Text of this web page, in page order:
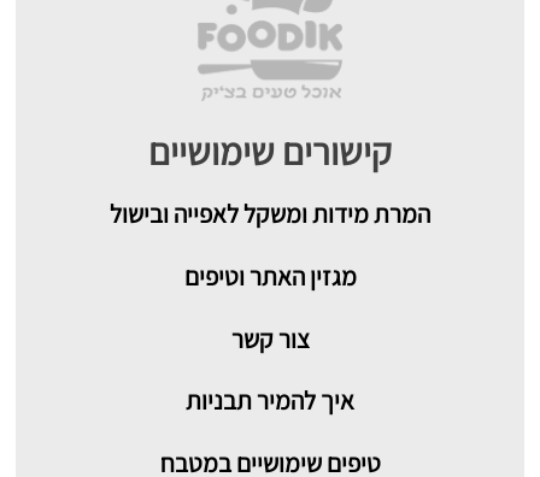
קישורים שימושיים
המרת מידות ומשקל לאפייה ובישול
מגזין האתר וטיפים
צור קשר
איך להמיר תבניות
טיפים שימושיים במטבח